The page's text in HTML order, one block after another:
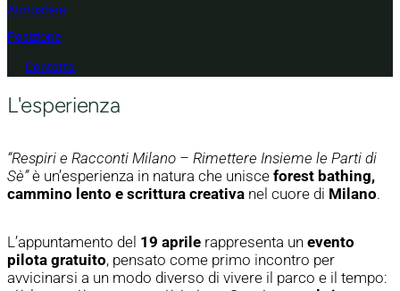
Atmosfera
Posizione
Contatta
L'esperienza
“Respiri e Racconti Milano – Rimettere Insieme le Parti di
Sè”è un’esperienza in natura che unisce forest bathing,
cammino lento e scrittura creativa nel cuore di Milano.
L’appuntamento del 19 aprile rappresenta un evento
pilota gratuito, pensato come primo incontro per
avvicinarsi a un modo diverso di vivere il parco e il tempo: